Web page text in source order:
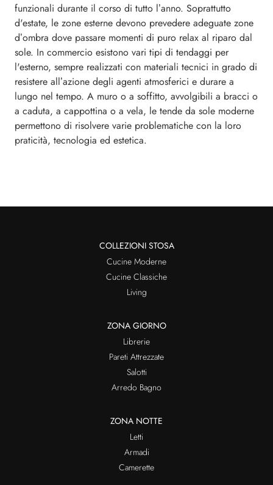
funzionali durante il corso di tutto l’anno. Soprattutto
d'estate, le zone esterne devono prevedere adeguate zone
d’ombra dove passare momenti di puro relax al riparo dal
sole. In commercio esistono vari tipi di tendaggi per
l'esterno, sempre realizzati con materiali tecnici in grado di
resistere all’azione degli agenti atmosferici e durare a
lungo nel tempo. A muro o a soffitto, avvolgibili a bracci o
a caduta, a cappottina o a vela, le tende da sole moderne
permettono di risolvere varie problematiche con la loro
praticità, tecnologia ed estetica.
COLLEZIONI STOSA
Cucine Moderne
Cucine Classiche
Living
ZONA GIORNO
Librerie
Pareti Attrezzate
Salotti
Arredo Bagno
ZONA NOTTE
Letti
Armadi
Camerette